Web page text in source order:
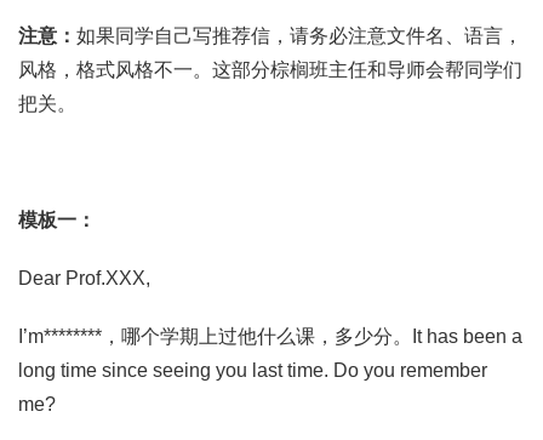
注意： 如果同学自己写推荐信，请务必注意文件名、语言，
风格，格式风格不一。这部分棕榈班主任和导师会帮同学们
把关。
模板一：
Dear Prof.XXX,
I’m********，哪个学期上过他什么课，多少分。It has been a
long time since seeing you last time. Do you remember
me?